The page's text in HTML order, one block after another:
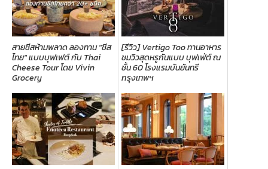
สายชีสห้ามพลาด ลองทาน "ชีส
ไทย" แบบบุฟเฟต์ กับ Thai
Cheese Tour โดย Vivin
Grocery
[รีวิว] Vertigo Too ทานอาหาร
ชมวิวสุดหรูกันแบบ บุฟเฟ่ต์ ณ
ชั้น 60 โรงแรมบันยันทรี
กรุงเทพฯ